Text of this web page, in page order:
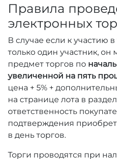
Правила
электронных
В случае если к участию
только один участник,
предмет торгов по
увеличенной на пять
цена + 5% +
на странице лота в
ответственность
подтверждения
в день торгов.
Торги проводятся при